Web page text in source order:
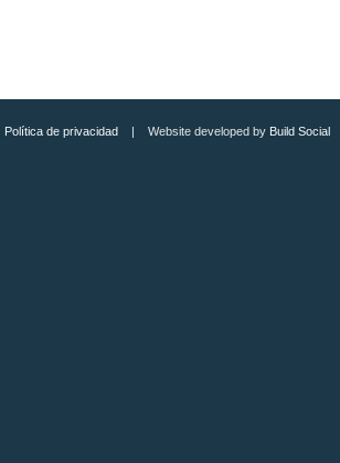
Política de privacidad | Website developed by Build Social